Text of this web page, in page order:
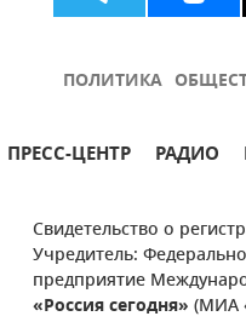
ПОЛИТИКА
ПРЕСС-ЦЕНТР РАДИО
Свидетельство о
Учредитель:
предприятие
«Россия сегодня» (МИА